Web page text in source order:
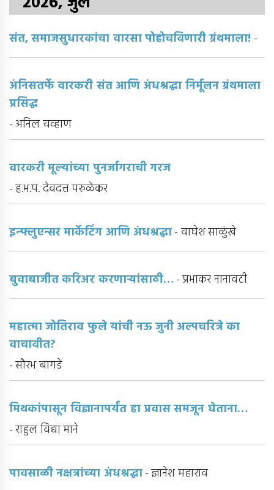
संत, समाजसुधारकांचा वारसा पोहोचविणारी ग्रंथमाला! -
अंनिसतर्फे वारकरी संत आणि अंधश्रद्धा निर्मूलन ग्रंथमाला
प्रसिद्ध
- अनिल चव्हाण
वारकरी मूल्यांच्या पुनर्जागराची गरज
- ह.भ.प. देवदत्त परुळेकर
इन्फ्लुएन्सर मार्केटिंग आणि अंधश्रद्धा- वाघेश साळुंखे
बुवाबाजीत करिअर करणाऱ्यांसाठी…- प्रभाकर नानावटी
महात्मा जोतिराव फुले यांची नऊ जुनी अल्पचरित्रे का
वाचावीत?
- सौरभ बागडे
मिथकांपासून विज्ञानापर्यंत हा प्रवास समजून घेताना…
- राहुल विद्या माने
पावसाळी नक्षत्रांच्या अंधश्रद्धा- ज्ञानेश महाराव